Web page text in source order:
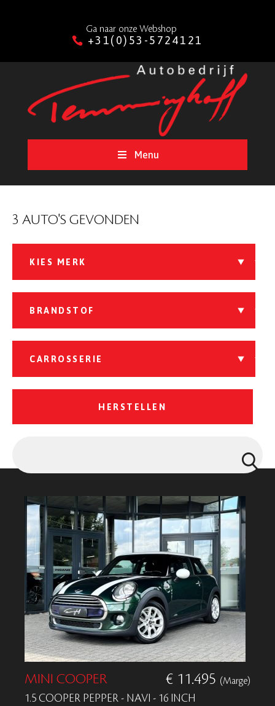
Ga naar onze Webshop
+31(0)53-5724121
Menu
3 AUTO'S GEVONDEN
HERSTELLEN
MINI COOPER € 11.495 (Marge)
1.5 COOPER PEPPER - NAVI - 16 INCH